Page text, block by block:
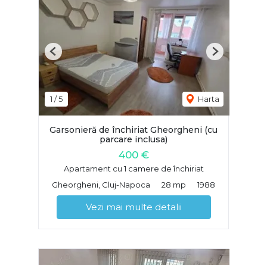
1 /5 Harta
Previous Next
Garsonieră de închiriat Gheorgheni (cu
parcare inclusa)
400 €
Apartament cu 1 camere de închiriat
Gheorgheni, Cluj-Napoca
28 mp 1988
Vezi mai multe detalii